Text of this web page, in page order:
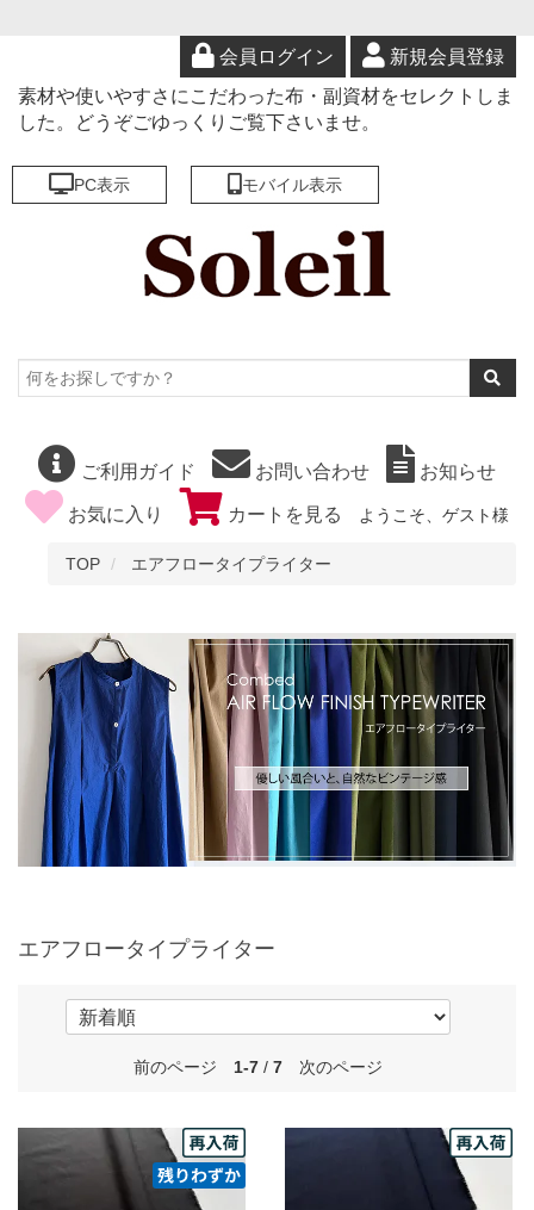
会員ログイン
新規会員登録
素材や使いやすさにこだわった布・副資材をセレクトしま
した。どうぞごゆっくりご覧下さいませ。
PC表示 モバイル表示
ご利用ガイド お問い合わせ お知らせ
お気に入り カートを見る ようこそ、ゲスト様
TOP エアフロータイプライター
エアフロータイプライター
前のページ 1-7 / 7 次のページ